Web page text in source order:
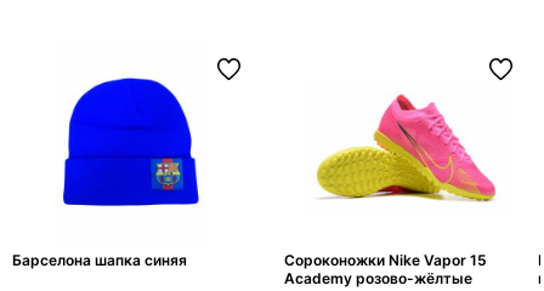
Барселона шапка синяя
Сороконожки Nike Vapor 15
Academy розово-жёлтые